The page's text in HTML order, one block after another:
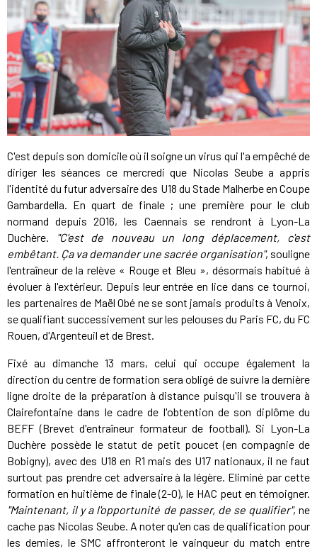
C'est depuis son domicile où il soigne un virus qui l'a empêché de
diriger les séances ce mercredi que Nicolas Seube a appris
l'identité du futur adversaire des U18 du Stade Malherbe en Coupe
Gambardella. En quart de finale ; une première pour le club
normand depuis 2016, les Caennais se rendront à Lyon-La
Duchère.
"C'est de nouveau un long déplacement, c'est
embêtant. Ça va demander une sacrée organisation", souligne
l'entraîneur de la relève « Rouge et Bleu », désormais habitué à
évoluer à l'extérieur. Depuis leur entrée en lice dans ce tournoi,
les partenaires de Maël Obé ne se sont jamais produits à Venoix,
se qualifiant successivement sur les pelouses du Paris FC, du FC
Rouen, d'Argenteuil et de Brest.
Fixé au dimanche 13 mars, celui qui occupe également la
direction du centre de formation sera obligé de suivre la dernière
ligne droite de la préparation à distance puisqu'il se trouvera à
Clairefontaine dans le cadre de l'obtention de son diplôme du
BEFF (Brevet d'entraîneur formateur de football). Si Lyon-La
Duchère possède le statut de petit poucet (en compagnie de
Bobigny), avec des U18 en R1 mais des U17 nationaux, il ne faut
surtout pas prendre cet adversaire à la légère. Eliminé par cette
formation en huitième de finale (2-0), le HAC peut en témoigner.
"Maintenant, il y a l'opportunité de passer, de se qualifier", ne
cache pas Nicolas Seube. A noter qu'en cas de qualification pour
les demies, le SMC affronteront le vainqueur du match entre